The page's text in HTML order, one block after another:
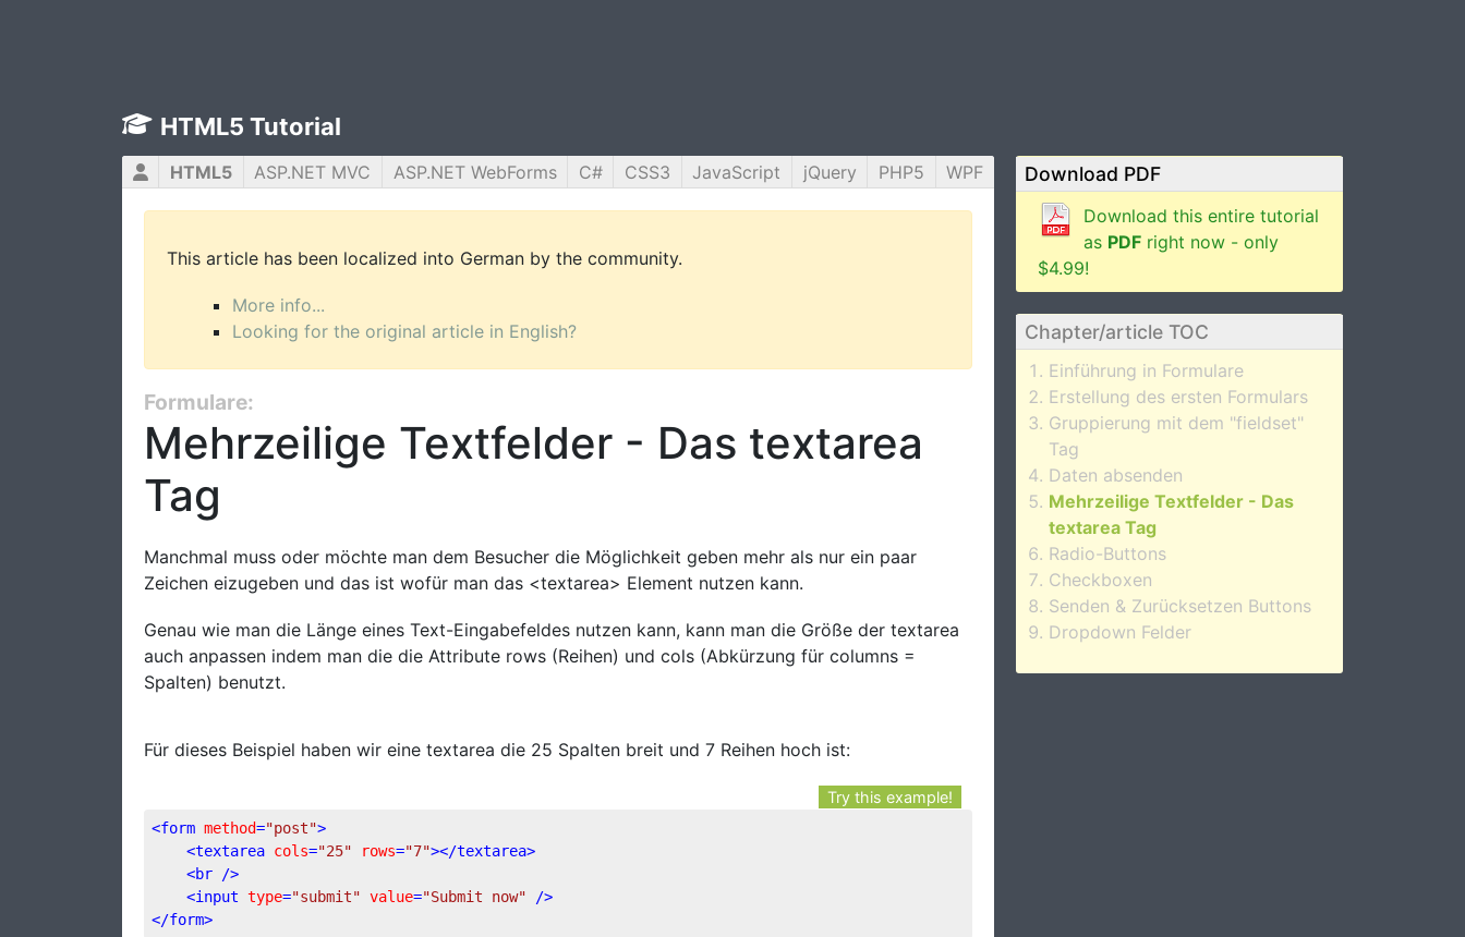
HTML5 Tutorial
Download PDF
Download this entire tutorial
as PDF right now - only
$4.99!
Chapter/article TOC
Einführung in Formulare
Erstellung des ersten Formulars
Gruppierung mit dem "fieldset"
Tag
Daten absenden
Mehrzeilige Textfelder - Das
textarea Tag
Radio-Buttons
Checkboxen
Senden & Zurücksetzen Buttons
Dropdown Felder
HTML5 ASP.NET MVC ASP.NET WebForms C# CSS3 JavaScript jQuery PHP5 WPF
This article has been localized into German by the community.
More info...
Looking for the original article in English?
Formulare:
Mehrzeilige Textfelder - Das textarea
Tag
Manchmal muss oder möchte man dem Besucher die Möglichkeit geben mehr als nur ein paar
Zeichen eizugeben und das ist wofür man das <textarea> Element nutzen kann.
Genau wie man die Länge eines Text-Eingabefeldes nutzen kann, kann man die Größe der textarea
auch anpassen indem man die die Attribute rows (Reihen) und cols (Abkürzung für columns =
Spalten) benutzt.
Für dieses Beispiel haben wir eine textarea die 25 Spalten breit und 7 Reihen hoch ist:
Try this example!
<form method="post">
<textarea cols="25" rows="7"></textarea>
<br />
<input type="submit" value="Submit now" />
</form>